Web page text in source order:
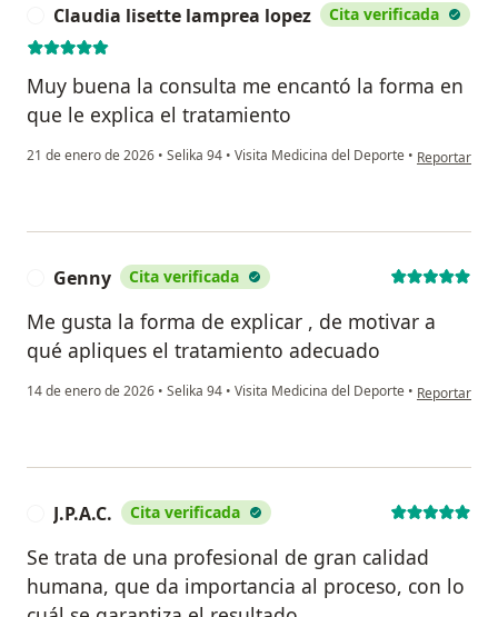
Claudia lisette lamprea lopez Cita verificada
Muy buena la consulta me encantó la forma en
que le explica el tratamiento
21 de enero de 2026 • Selika 94 • Visita Medicina del Deporte • en opinión
Reportar
Genny Cita verificada
Me gusta la forma de explicar , de motivar a
qué apliques el tratamiento adecuado
14 de enero de 2026 • Selika 94 • Visita Medicina del Deporte • en opinión
Reportar
J.P.A.C. Cita verificada
Se trata de una profesional de gran calidad
humana, que da importancia al proceso, con lo